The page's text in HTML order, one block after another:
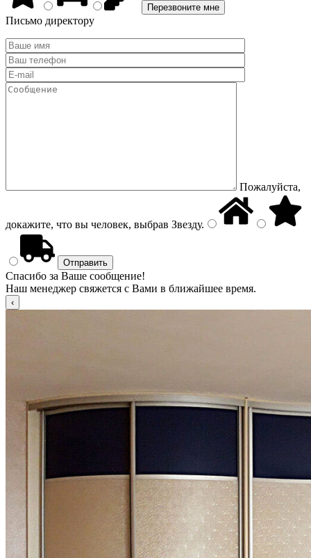
Письмо директору
Пожалуйста,
докажите, что вы человек, выбрав Звезду.
Спасибо за Ваше сообщение!
Наш менеджер свяжется с Вами в ближайшее время.